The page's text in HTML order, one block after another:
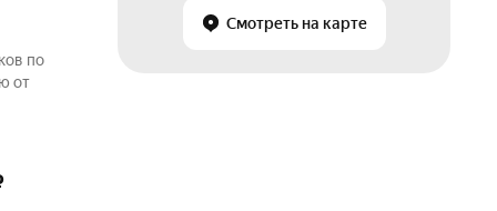
Смотреть на карте
по
от